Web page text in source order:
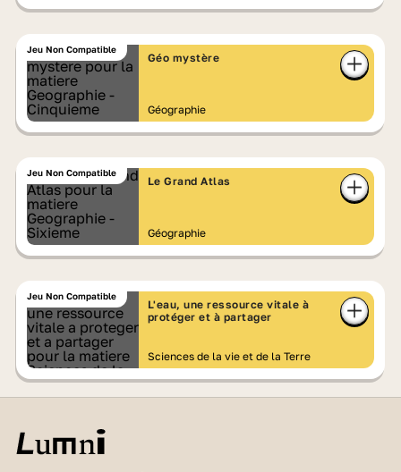
Jeu Non Compatible
Géo mystère
Géographie
Jeu Non Compatible
Le Grand Atlas
Géographie
Jeu Non Compatible
L'eau, une ressource vitale à
protéger et à partager
Sciences de la vie et de la Terre